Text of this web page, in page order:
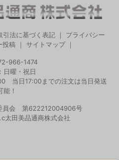
引法に基づく表記
プライバシー
投稿｜ サイトマップ｜
966-1474
日曜・祝日
当日17:00までの注文は当日発送
能！
会 第622212004906号
太田美品通商株式会社